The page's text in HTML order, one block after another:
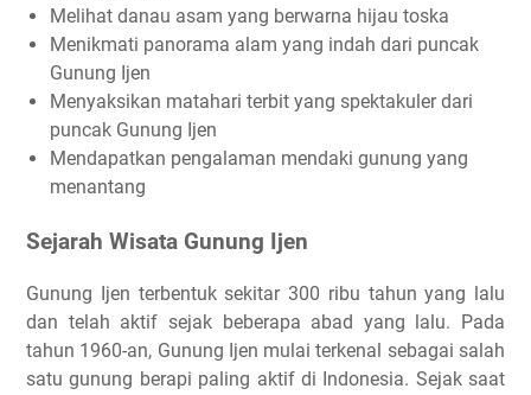
Melihat danau asam yang berwarna hijau toska
Menikmati panorama alam yang indah dari puncak
Gunung Ijen
Menyaksikan matahari terbit yang spektakuler dari
puncak Gunung Ijen
Mendapatkan pengalaman mendaki gunung yang
menantang
Sejarah Wisata Gunung Ijen
Gunung Ijen terbentuk sekitar 300 ribu tahun yang lalu
dan telah aktif sejak beberapa abad yang lalu. Pada
tahun 1960-an, Gunung Ijen mulai terkenal sebagai salah
satu gunung berapi paling aktif di Indonesia. Sejak saat